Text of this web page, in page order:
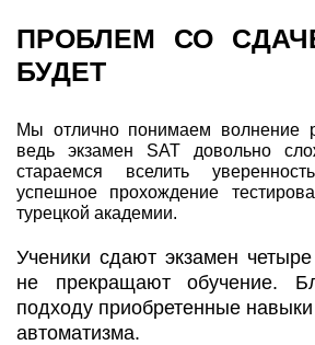
ПРОБЛЕМ СО
БУДЕТ
Мы отлично понимаем волнение
ведь экзамен SAT довольно
стараемся вселить
успешное прохождение
турецкой академии.
Ученики сдают экзамен
не прекращают обучение.
подходу приобретенные
автоматизма.